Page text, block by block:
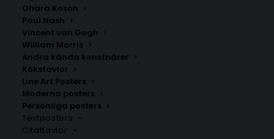
Ohara Koson
Paul Nash
Vincent van Gogh
William Morris
Andra kända konstnärer
Kökstavlor
Line Art Posters
Moderna posters
Personliga posters
Textposters
Citattavlor
Fr.129.00kr